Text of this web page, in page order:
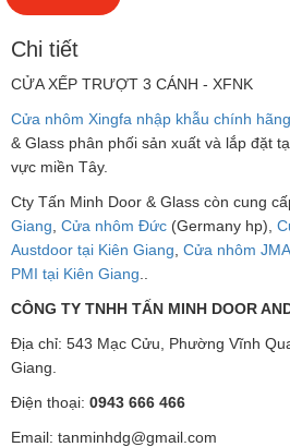
Chi tiết
CỬA XẾP TRƯỢT 3 CÁNH - XFNK
Cửa nhôm Xingfa nhập khẫu chính hãng
& Glass phân phối sản xuất và lắp đặt
vực miền Tây.
Cty Tấn Minh Door & Glass còn cung
Giang Cửa nhôm Đức (Germany hp),
Austdoor tại Kiên Giang Cửa nhôm
PMI tại Kiên Giang
CÔNG TY TNHH TẤN MINH DOOR
Địa chỉ: 543 Mạc Cửu, Phường Vĩnh
Giang.
Điện thoại: 0943 666 466
Email: tanminhdg@gmail.com